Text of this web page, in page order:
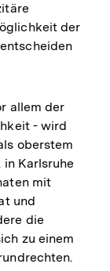
der
allem der
- wird
oberstem
Karlsruhe
mit
und
die
zu einem